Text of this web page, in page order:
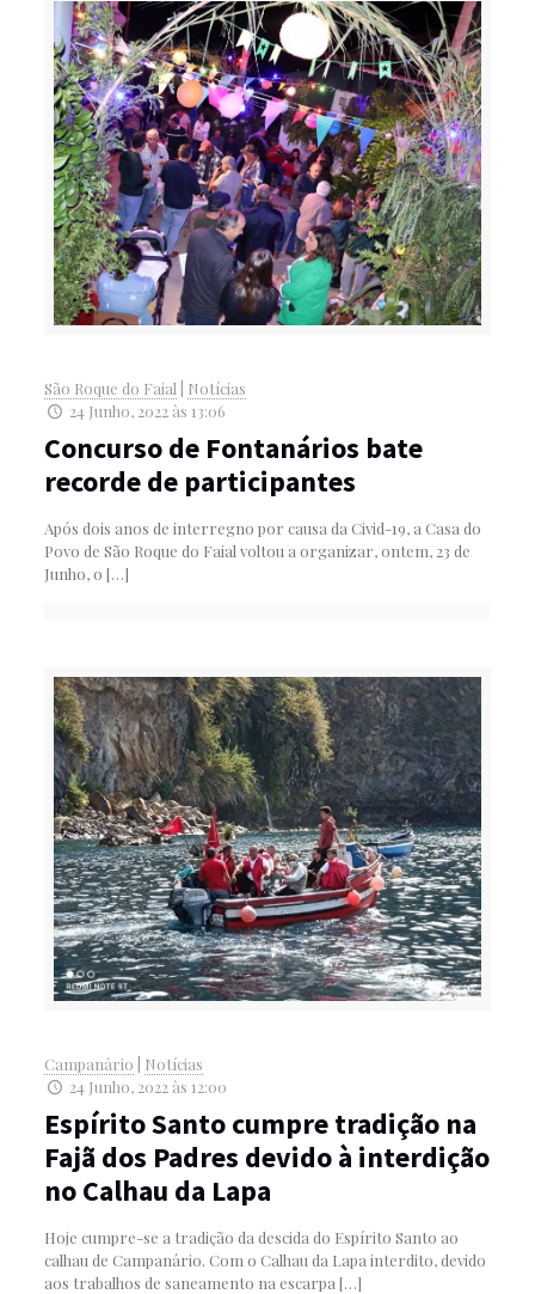
São Roque do Faial
Notícias
24 Junho, 2022 às 13:06
Concurso de Fontanários bate
recorde de participantes
Após dois anos de interregno por causa da Civid-19, a Casa do
Povo de São Roque do Faial voltou a organizar, ontem, 23 de
Junho, o […]
Campanário
Notícias
24 Junho, 2022 às 12:00
Espírito Santo cumpre tradição na
Fajã dos Padres devido à interdição
no Calhau da Lapa
Hoje cumpre-se a tradição da descida do Espírito Santo ao
calhau de Campanário. Com o Calhau da Lapa interdito, devido
aos trabalhos de saneamento na escarpa […]